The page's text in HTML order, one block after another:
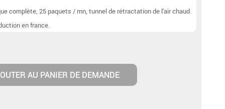
complète, 25 paquets / mn, tunnel de rétractation de l'air chaud.
en france.
AU PANIER DE DEMANDE